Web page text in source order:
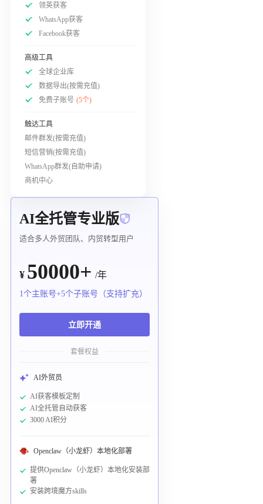
领英获客
WhatsApp获客
Facebook获客
高级工具
全球企业库
数据导出(按需充值)
免费子账号 (5个)
触达工具
邮件群发(按需充值)
短信营销(按需充值)
WhatsApp群发(自助申请)
商机中心
AI全托管专业版
适合多人外贸团队、内贸转型用户
¥ 50000+ /年
1个主账号+5个子账号（支持扩充）
立即开通
套餐权益
AI外贸员
AI获客模板定制
AI全托管自动获客
3000 AI积分
Openclaw（小龙虾）本地化部署
提供Openclaw（小龙虾）本地化安装部
署
安装跨境魔方skills